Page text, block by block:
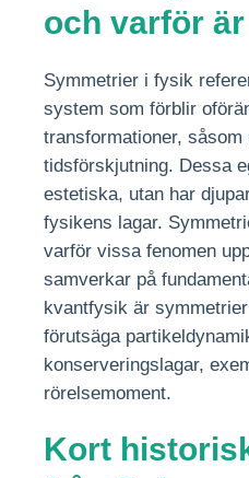
och varför
Symmetrier i fysik
system som förblir
transformationer,
tidsförskjutning. Dessa
estetiska, utan har
fysikens lagar.
varför vissa fenomen
samverkar på
kvantfysik är
förutsäga
konserveringslagar,
rörelsemoment.
Kort